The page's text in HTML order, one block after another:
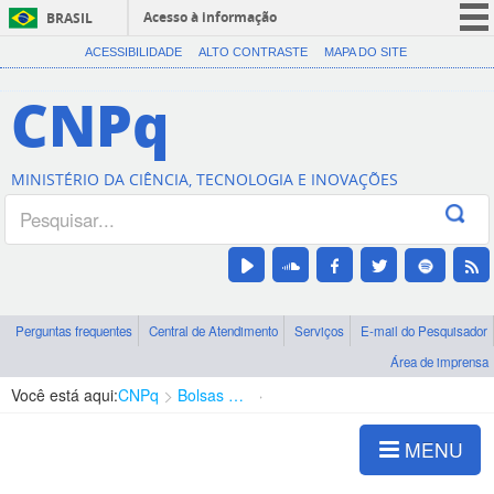
BRASIL
Acesso à informação
CORONAVÍRUS (COVID-19)
Canais
ACESSIBILIDADE ALTO CONTRASTE MAPA DO SITE
CNPq
MINISTÉRIO DA CIÊNCIA, TECNOLOGIA E INOVAÇÕES
Perguntas frequentes Central de Atendimento Serviços
E-mail do Pesquisador
Área de imprensa
Você está aqui:CNPq Bolsas e Auxílios Vigentes
MENU